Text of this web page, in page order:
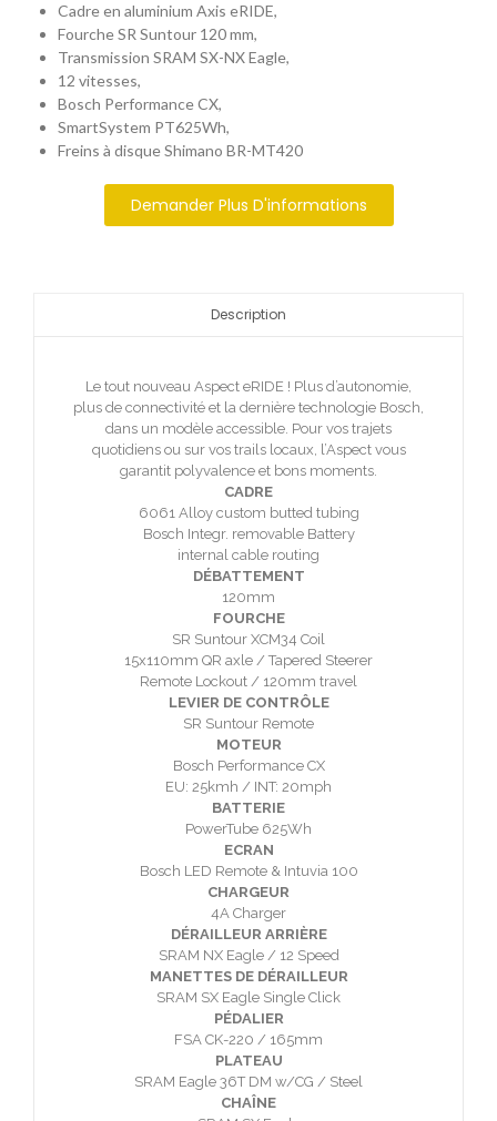
Cadre en aluminium Axis eRIDE,
Fourche SR Suntour 120 mm,
Transmission SRAM SX-NX Eagle,
12 vitesses,
Bosch Performance CX,
SmartSystem PT625Wh,
Freins à disque Shimano BR-MT420
Demander Plus D'informations
Description
Le tout nouveau Aspect eRIDE ! Plus d’autonomie,
plus de connectivité et la dernière technologie Bosch,
dans un modèle accessible. Pour vos trajets
quotidiens ou sur vos trails locaux, l’Aspect vous
garantit polyvalence et bons moments.
CADRE
6061 Alloy custom butted tubing
Bosch Integr. removable Battery
internal cable routing
DÉBATTEMENT
120mm
FOURCHE
SR Suntour XCM34 Coil
15x110mm QR axle / Tapered Steerer
Remote Lockout / 120mm travel
LEVIER DE CONTRÔLE
SR Suntour Remote
MOTEUR
Bosch Performance CX
EU: 25kmh / INT: 20mph
BATTERIE
PowerTube 625Wh
ECRAN
Bosch LED Remote & Intuvia 100
CHARGEUR
4A Charger
DÉRAILLEUR ARRIÈRE
SRAM NX Eagle / 12 Speed
MANETTES DE DÉRAILLEUR
SRAM SX Eagle Single Click
PÉDALIER
FSA CK-220 / 165mm
PLATEAU
SRAM Eagle 36T DM w/CG / Steel
CHAÎNE